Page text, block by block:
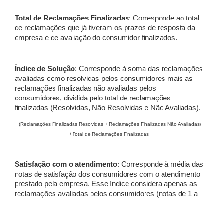
Total de Reclamações Finalizadas: Corresponde ao total
de reclamações que já tiveram os prazos de resposta da
empresa e de avaliação do consumidor finalizados.
Índice de Solução: Corresponde à soma das reclamações
avaliadas como resolvidas pelos consumidores mais as
reclamações finalizadas não avaliadas pelos
consumidores, dividida pelo total de reclamações
finalizadas (Resolvidas, Não Resolvidas e Não Avaliadas).
(Reclamações Finalizadas Resolvidas + Reclamações Finalizadas Não Avaliadas)
/ Total de Reclamações Finalizadas
Satisfação com o atendimento: Corresponde à média das
notas de satisfação dos consumidores com o atendimento
prestado pela empresa. Esse índice considera apenas as
reclamações avaliadas pelos consumidores (notas de 1 a